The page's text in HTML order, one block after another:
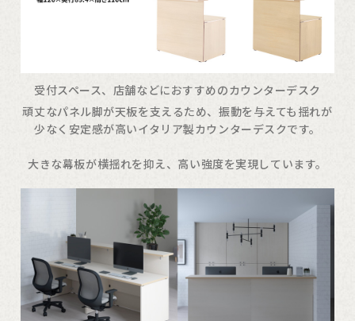
受付スペース、店舗などにおすすめのカウンターデスク
頑丈なパネル脚が天板を支えるため、振動を与えても揺れが
少なく安定感が高いイタリア製カウンターデスクです。
大きな幕板が横揺れを抑え、高い強度を実現しています。